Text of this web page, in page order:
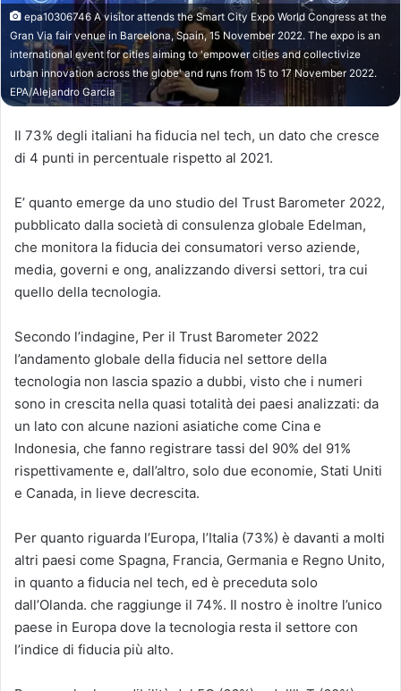
epa10306746 A visitor attends the Smart City Expo World Congress at the
Gran Via fair venue in Barcelona, Spain, 15 November 2022. The expo is an
international event for cities aiming to 'empower cities and collectivize
urban innovation across the globe' and runs from 15 to 17 November 2022.
EPA/Alejandro Garcia
Il 73% degli italiani ha fiducia nel tech, un dato che cresce
di 4 punti in percentuale rispetto al 2021.
E’ quanto emerge da uno studio del Trust Barometer 2022,
pubblicato dalla società di consulenza globale Edelman,
che monitora la fiducia dei consumatori verso aziende,
media, governi e ong, analizzando diversi settori, tra cui
quello della tecnologia.
Secondo l’indagine, Per il Trust Barometer 2022
l’andamento globale della fiducia nel settore della
tecnologia non lascia spazio a dubbi, visto che i numeri
sono in crescita nella quasi totalità dei paesi analizzati: da
un lato con alcune nazioni asiatiche come Cina e
Indonesia, che fanno registrare tassi del 90% del 91%
rispettivamente e, dall’altro, solo due economie, Stati Uniti
e Canada, in lieve decrescita.
Per quanto riguarda l’Europa, l’Italia (73%) è davanti a molti
altri paesi come Spagna, Francia, Germania e Regno Unito,
in quanto a fiducia nel tech, ed è preceduta solo
dall’Olanda. che raggiunge il 74%. Il nostro è inoltre l’unico
paese in Europa dove la tecnologia resta il settore con
l’indice di fiducia più alto.